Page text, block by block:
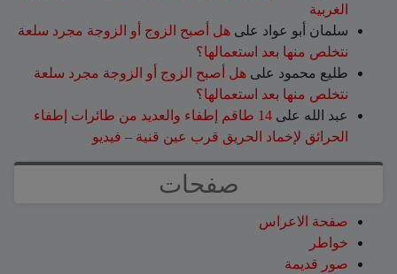
الغربية
سلمان أبو عواد على هل أصبح الزوج أو الزوجة مجرد سلعة
نتخلص منها بعد استعمالها؟
طليع محمود على هل أصبح الزوج أو الزوجة مجرد سلعة
نتخلص منها بعد استعمالها؟
عبد الله على
14 طاقم إطفاء والعديد من طائرات إطفاء
الحرائق لإخماد الحريق قرب عين قنية – فيديو
صفحات
صفحة الاعراس
خواطر
صور قديمة